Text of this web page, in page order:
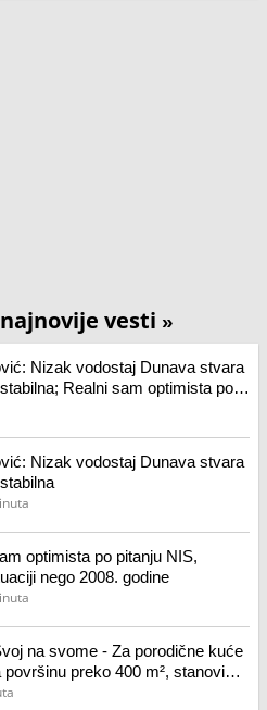
vesti »
Nizak vodostaj Dunava stvara
Realni sam optimista po
Nizak vodostaj Dunava stvara
optimista po pitanju NIS,
nego 2008. godine
na svome - Za porodične kuće
preko 400 m², stanovi
uplate investitora